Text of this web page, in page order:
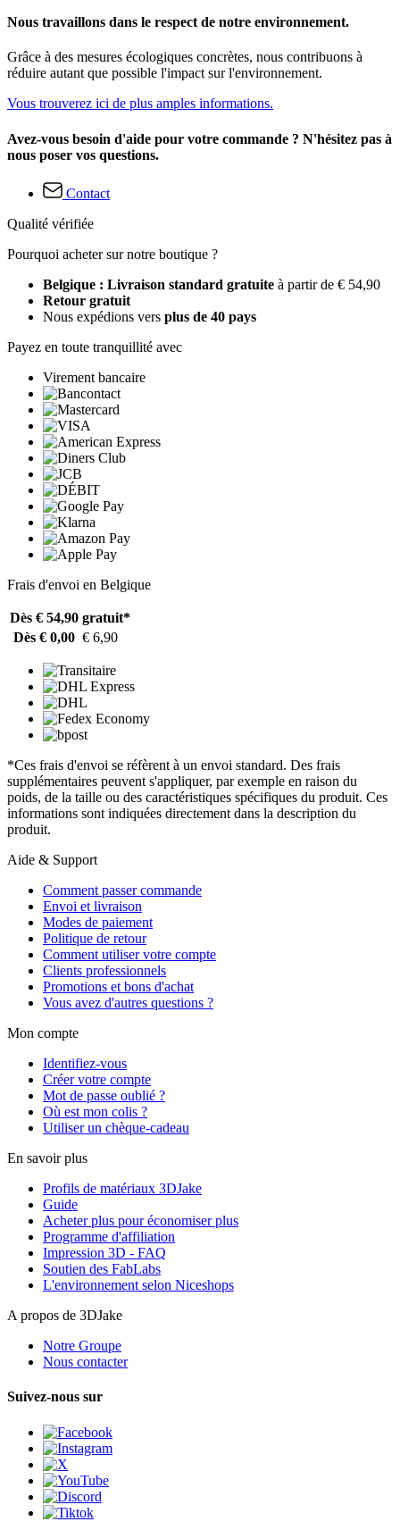
Nous travaillons dans le respect de notre environnement.
Grâce à des mesures écologiques concrètes, nous contribuons à
réduire autant que possible l'impact sur l'environnement.
Vous trouverez ici de plus amples informations.
Avez-vous besoin d'aide pour votre commande ? N'hésitez pas à
nous poser vos questions.
Contact
Qualité vérifiée
Pourquoi acheter sur notre boutique ?
Belgique : Livraison standard gratuite à partir de € 54,90
Retour gratuit
Nous expédions vers plus de 40 pays
Payez en toute tranquillité avec
Virement bancaire
Frais d'envoi en Belgique
Dès € 54,90 gratuit*
Dès € 0,00 € 6,90
*Ces frais d'envoi se réfèrent à un envoi standard. Des frais
supplémentaires peuvent s'appliquer, par exemple en raison du
poids, de la taille ou des caractéristiques spécifiques du produit. Ces
informations sont indiquées directement dans la description du
produit.
Aide & Support
Comment passer commande
Envoi et livraison
Modes de paiement
Politique de retour
Comment utiliser votre compte
Clients professionnels
Promotions et bons d'achat
Vous avez d'autres questions ?
Mon compte
Identifiez-vous
Créer votre compte
Mot de passe oublié ?
Où est mon colis ?
Utiliser un chèque-cadeau
En savoir plus
Profils de matériaux 3DJake
Guide
Acheter plus pour économiser plus
Programme d'affiliation
Impression 3D - FAQ
Soutien des FabLabs
L'environnement selon Niceshops
A propos de 3DJake
Notre Groupe
Nous contacter
Suivez-nous sur